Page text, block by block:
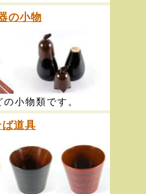
の小物
小物類です。
ば道具